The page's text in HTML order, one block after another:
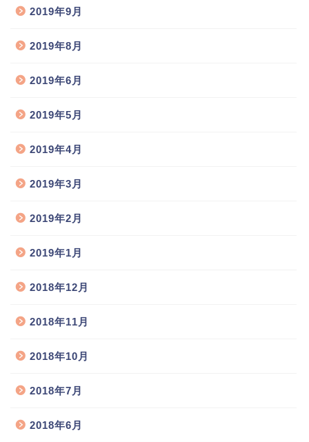
2019年9月
2019年8月
2019年6月
2019年5月
2019年4月
2019年3月
2019年2月
2019年1月
2018年12月
2018年11月
2018年10月
2018年7月
2018年6月